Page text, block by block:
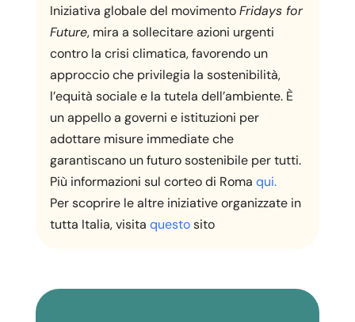
Iniziativa globale del movimentoFridays for
Future, mira a sollecitare azioni urgenti
contro la crisi climatica, favorendo un
approccio che privilegia la sostenibilità,
l’equità sociale e la tutela dell’ambiente. È
un appello a governi e istituzioni per
adottare misure immediate che
garantiscano un futuro sostenibile per tutti.
Più informazioni sul corteo di Roma qui.
Per scoprire le altre iniziative organizzate in
tutta Italia, visita questosito